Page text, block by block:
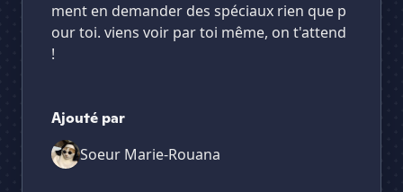
ment en demander des spéciaux rien que p
our toi. viens voir par toi même, on t'attend
!
Ajouté par
Soeur Marie-Rouana